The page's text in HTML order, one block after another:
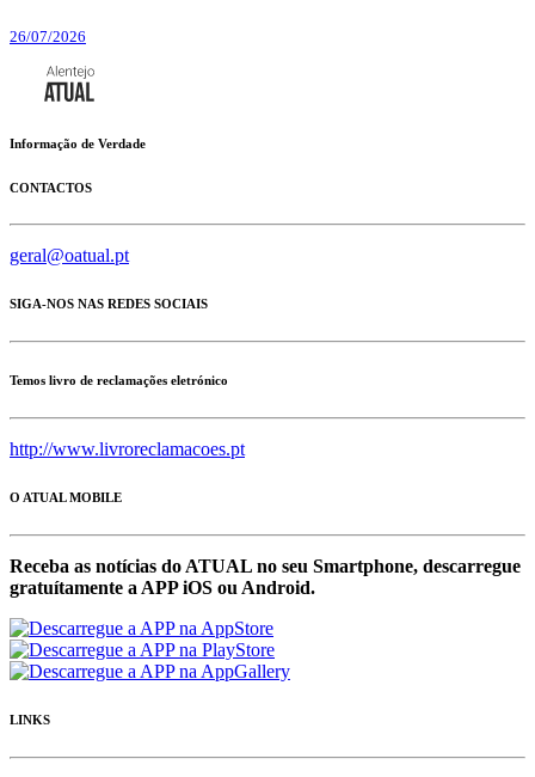
26/07/2026
Informação de Verdade
CONTACTOS
geral@oatual.pt
SIGA-NOS NAS REDES SOCIAIS
Temos livro de reclamações eletrónico
http://www.livroreclamacoes.pt
O ATUAL MOBILE
Receba as notícias do ATUAL no seu Smartphone, descarregue
gratuítamente a APP iOS ou Android.
LINKS